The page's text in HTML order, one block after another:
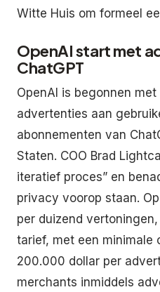
Witte Huis om formeel
OpenAI start met
ChatGPT
OpenAI is begonnen
advertenties aan
abonnementen van
Staten. COO Brad
iteratief proces” en
privacy voorop staan.
per duizend
tarief, met een minimale
200.000 dollar per
merchants inmiddels